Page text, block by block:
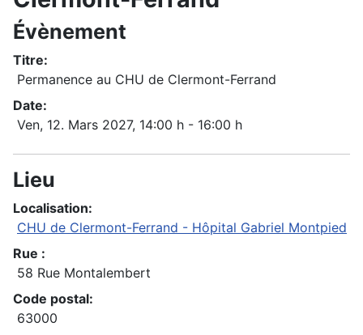
Évènement
Titre:
Permanence au CHU de Clermont-Ferrand
Date:
Ven, 12. Mars 2027, 14:00 h - 16:00 h
Lieu
Localisation:
CHU de Clermont-Ferrand - Hôpital Gabriel Montpied
Rue :
58 Rue Montalembert
Code postal:
63000